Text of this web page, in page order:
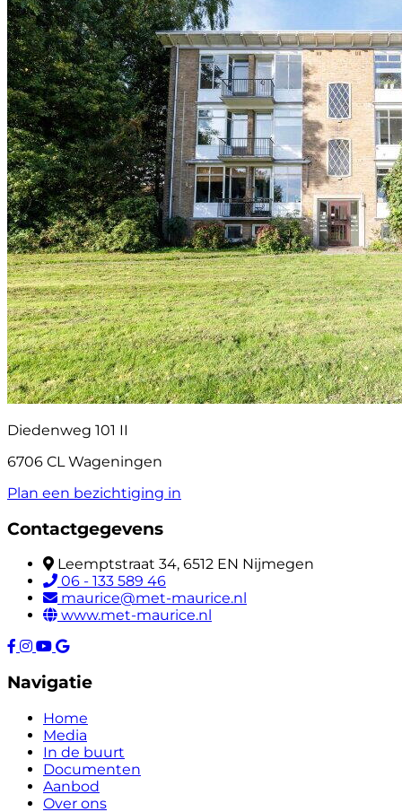
Diedenweg 101 II
6706 CL Wageningen
Plan een bezichtiging in
Contactgegevens
Leemptstraat 34, 6512 EN Nijmegen
06 - 133 589 46
maurice@met-maurice.nl
www.met-maurice.nl
Navigatie
Home
Media
In de buurt
Documenten
Aanbod
Over ons